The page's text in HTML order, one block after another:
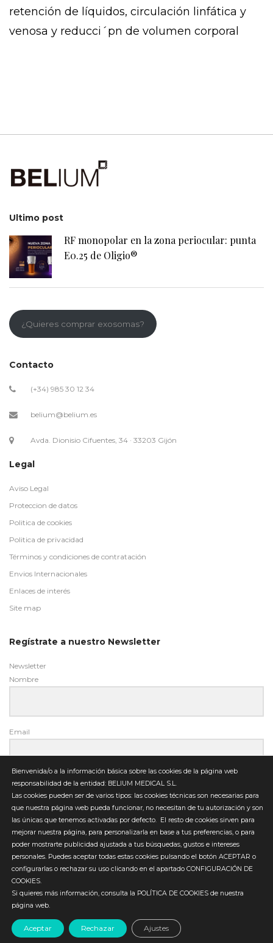
retención de líquidos, circulación linfática y
venosa y reducci´pn de volumen corporal
Ultimo post
RF monopolar en la zona periocular: punta
E0.25 de Oligio®
¿Quieres comprar exosomas?
Contacto
(+34) 985 30 12 34
belium@belium.es
Avda. Dionisio Cifuentes, 34 · 33203 Gijón
Legal
Aviso Legal
Proteccion de datos
Politica de cookies
Politica de privacidad
Términos y condiciones de contratación
Envios Internacionales
Enlaces de interés
Site map
Regístrate a nuestro Newsletter
Newsletter
Nombre
Email
Enviar
© 2019 BELIUM MEDICAL. Todos los derechos reservados
Belium Medical uses
website's accessibility.
Bienvenida/o a la información básica sobre las cookies de la página web
responsabilidad de la entidad: BELIUM MEDICAL S.L.
Las cookies pueden ser de varios tipos: las cookies técnicas son necesarias para
que nuestra página web pueda funcionar, no necesitan de tu autorización y son
las únicas que tenemos activadas por defecto. El resto de cookies sirven para
mejorar nuestra página, para personalizarla en base a tus preferencias, o para
poder mostrarte publicidad ajustada a tus búsquedas, gustos e intereses
personales. Puedes aceptar todas estas cookies pulsando el botón ACEPTAR o
configurarlas o rechazar su uso clicando en el apartado CONFIGURACIÓN DE
COOKIES.
Si quieres más información, consulta la POLÍTICA DE COOKIES de nuestra
página web.
Aceptar Rechazar Ajustes